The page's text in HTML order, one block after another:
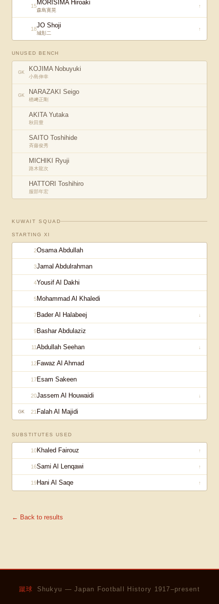
15MORISIMA Hiroaki
森島寛晃
↑
18JO Shoji
城彰二
↑
UNUSED BENCH
GK KOJIMA Nobuyuki
小島伸幸
GK NARAZAKI Seigo
楢﨑正剛
AKITA Yutaka
秋田豊
SAITO Toshihide
斉藤俊秀
MICHIKI Ryuji
路木龍次
HATTORI Toshihiro
服部年宏
KUWAIT SQUAD
STARTING XI
2Osama Abdullah
3Jamal Abdulrahman
4Yousif Al Dakhi
5Mohammad Al Khaledi
7Bader Al Halabeej ↓
9Bashar Abdulaziz
11Abdullah Seehan ↓
12Fawaz Al Ahmad
17Esam Sakeen
20Jassem Al Houwaidi ↓
GK 21 Falah Al Majidi
SUBSTITUTES USED
10Khaled Fairouz ↑
16Sami Al Lenqawi ↑
19Hani Al Saqe ↑
← Back to results
蹴球 Shukyu — Japan Football History 1917–present